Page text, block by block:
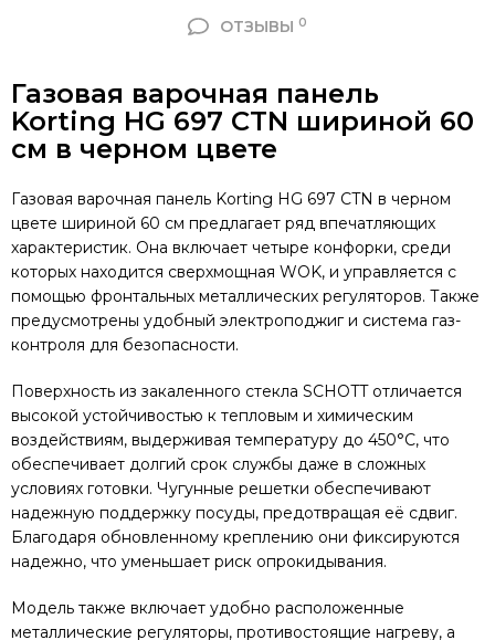
ОТЗЫВЫ 0
Газовая варочная панель
Korting HG 697 CTN шириной 60
см в черном цвете
Газовая варочная панель Korting HG 697 CTN в черном
цвете шириной 60 см предлагает ряд впечатляющих
характеристик. Она включает четыре конфорки, среди
которых находится сверхмощная WOK, и управляется с
помощью фронтальных металлических регуляторов. Также
предусмотрены удобный электроподжиг и система газ-
контроля для безопасности.
Поверхность из закаленного стекла SCHOTT отличается
высокой устойчивостью к тепловым и химическим
воздействиям, выдерживая температуру до 450°C, что
обеспечивает долгий срок службы даже в сложных
условиях готовки. Чугунные решетки обеспечивают
надежную поддержку посуды, предотвращая её сдвиг.
Благодаря обновленному креплению они фиксируются
надежно, что уменьшает риск опрокидывания.
Модель также включает удобно расположенные
металлические регуляторы, противостоящие нагреву, а